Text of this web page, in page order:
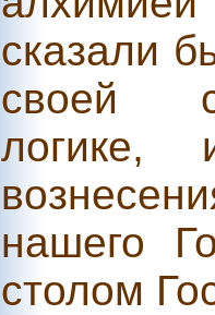
сказали
своей
логике,
нашего
столом